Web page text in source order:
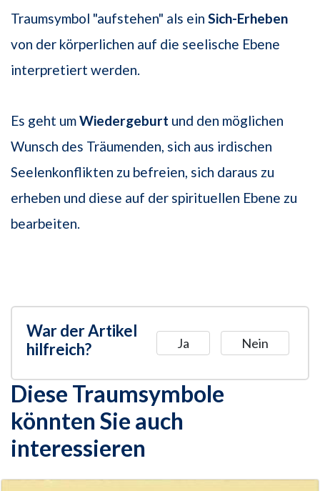
Traumsymbol "aufstehen" als ein Sich-Erheben
von der körperlichen auf die seelische Ebene
interpretiert werden.
Es geht umWiedergeburt und den möglichen
Wunsch des Träumenden, sich aus irdischen
Seelenkonflikten zu befreien, sich daraus zu
erheben und diese auf der spirituellen Ebene zu
bearbeiten.
War der Artikel
hilfreich?
Ja Nein
Diese Traumsymbole
könnten Sie auch
interessieren